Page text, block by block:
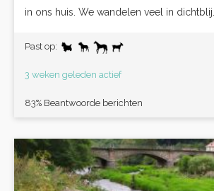
in ons huis. We wandelen veel in dichtblij...
Past op:
3 weken geleden actief
83% Beantwoorde berichten